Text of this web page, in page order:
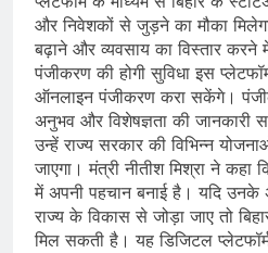
और निवेशकों से जुड़ने का मौका
बढ़ाने और व्यवसाय का विस्तार
पंजीकरण की होगी सुविधा इस
ऑनलाइन पंजीकरण करा सकेंगे।
अनुभव और विशेषज्ञता की
उन्हें राज्य सरकार की विभिन्न
जाएगा। मंत्री नीतीश मिश्रा ने कहा
में अपनी पहचान बनाई है। यदि
राज्य के विकास से जोड़ा जाए तो
मिल सकती है। यह डिजिटल